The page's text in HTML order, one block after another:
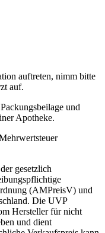
auftreten, nimm bitte
auf.
und
Apotheke.
gesetzlich
(AMPreisV) und
Die UVP
Hersteller für nicht
und dient